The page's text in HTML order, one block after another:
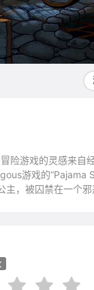
险游戏的灵感来自
游戏的“Pajama
，被囚禁在一个
动。由爱德华·哈
的每一个动作。